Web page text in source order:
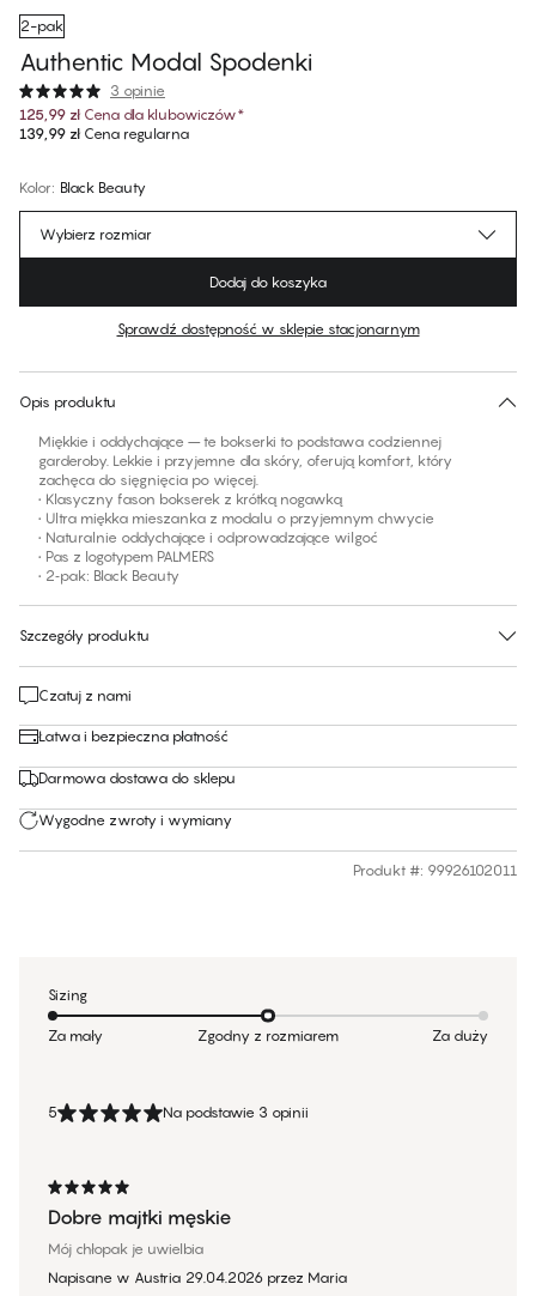
2-pak
Authentic Modal Spodenki
3 opinie
125,99 zł Cena dla klubowiczów*
139,99 złCena regularna
Kolor: Black Beauty
Brak sugerowanego rozmiaru dla tego produktu
Wybierz rozmiar
Dodaj do koszyka
Sprawdź dostępność w sklepie stacjonarnym
Opis produktu
Miękkie i oddychające – te bokserki to podstawa codziennej
garderoby. Lekkie i przyjemne dla skóry, oferują komfort, który
zachęca do sięgnięcia po więcej.
• Klasyczny fason bokserek z krótką nogawką
• Ultra miękka mieszanka z modalu o przyjemnym chwycie
• Naturalnie oddychające i odprowadzające wilgoć
• Pas z logotypem PALMERS
• 2‑pak: Black Beauty
Szczegóły produktu
Czatuj z nami
Łatwa i bezpieczna płatność
Darmowa dostawa do sklepu
Wygodne zwroty i wymiany
Produkt #: 99926102011
5 Na podstawie 3 opinii
Dobre majtki męskie
Mój chłopak je uwielbia
Napisane w Austria 29.04.2026 przez Maria
Sizing
Za mały Zgodny z rozmiarem Za duży